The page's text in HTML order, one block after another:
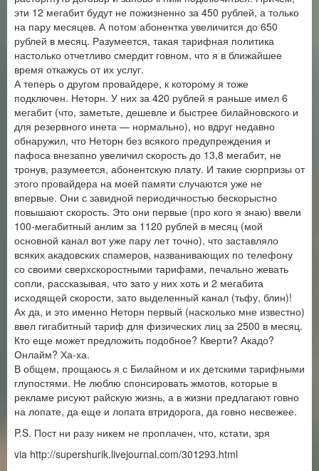
эти 12 мегабит будут не пожизненно за 450 рублей, а только
на пару месяцев. А потом абонентка увеличится до 650
рублей в месяц. Разумеется, такая тарифная политика
настолько отчетливо смердит говном, что я в ближайшее
время откажусь от их услуг.
А теперь о другом провайдере, к которому я тоже
подключен. Неторн. У них за 420 рублей я раньше имел 6
мегабит (что, заметьте, дешевле и быстрее билайновского и
для резервного инета — нормально), но вдруг недавно
обнаружил, что Неторн без всякого предупреждения и
пафоса внезапно увеличил скорость до 13,8 мегабит, не
тронув, разумеется, абонентскую плату. И такие сюрпризы от
этого провайдера на моей памяти случаются уже не
впервые. Они с завидной периодичностью бескорыстно
повышают скорость. Это они первые (про кого я знаю) ввели
100-мегабитный анлим за 1120 рублей в месяц (мой
основной канал вот уже пару лет точно), что заставляло
всяких акадовских спамеров, названивающих по телефону
со своими сверхскоростными тарифами, печально жевать
сопли, рассказывая, что зато у них хоть и 2 мегабита
исходящей скорости, зато выделенный канал (тьфу, блин)!
Ах да, и это именно Неторн первый (насколько мне известно)
ввел гигабитный тариф для физических лиц за 2500 в месяц.
Кто еще может предложить подобное? Кверти? Акадо?
Онлайм? Ха-ха.
В общем, прощаюсь я с Билайном и их детскими тарифными
глупостями. Не люблю спонсировать жмотов, которые в
рекламе рисуют райскую жизнь, а в жизни предлагают говно
на лопате, да еще и лопата втридорога, да говно несвежее.
P.S. Пост ни разу никем не проплачен, что, кстати, зря
via http://supershurik.livejournal.com/301293.html